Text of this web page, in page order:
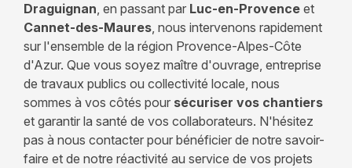
Draguignan, en passant par Luc-en-Provenceet
Cannet-des-Maures, nous intervenons rapidement
sur l'ensemble de la région Provence-Alpes-Côte
d'Azur. Que vous soyez maître d'ouvrage, entreprise
de travaux publics ou collectivité locale, nous
sommes à vos côtés pour sécuriser vos chantiers
et garantir la santé de vos collaborateurs. N'hésitez
pas à nous contacter pour bénéficier de notre savoir-
faire et de notre réactivité au service de vos projets